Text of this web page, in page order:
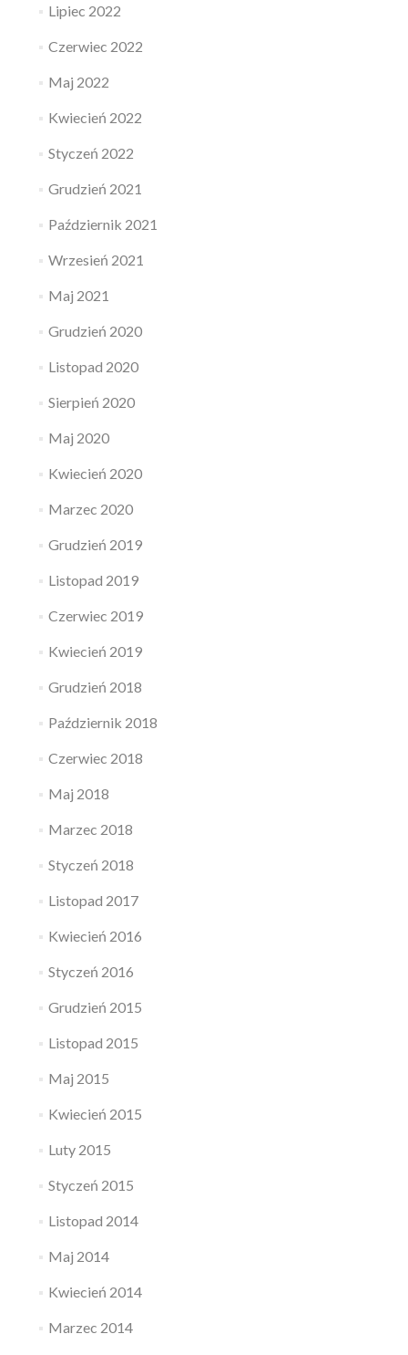
Lipiec 2022
Czerwiec 2022
Maj 2022
Kwiecień 2022
Styczeń 2022
Grudzień 2021
Październik 2021
Wrzesień 2021
Maj 2021
Grudzień 2020
Listopad 2020
Sierpień 2020
Maj 2020
Kwiecień 2020
Marzec 2020
Grudzień 2019
Listopad 2019
Czerwiec 2019
Kwiecień 2019
Grudzień 2018
Październik 2018
Czerwiec 2018
Maj 2018
Marzec 2018
Styczeń 2018
Listopad 2017
Kwiecień 2016
Styczeń 2016
Grudzień 2015
Listopad 2015
Maj 2015
Kwiecień 2015
Luty 2015
Styczeń 2015
Listopad 2014
Maj 2014
Kwiecień 2014
Marzec 2014